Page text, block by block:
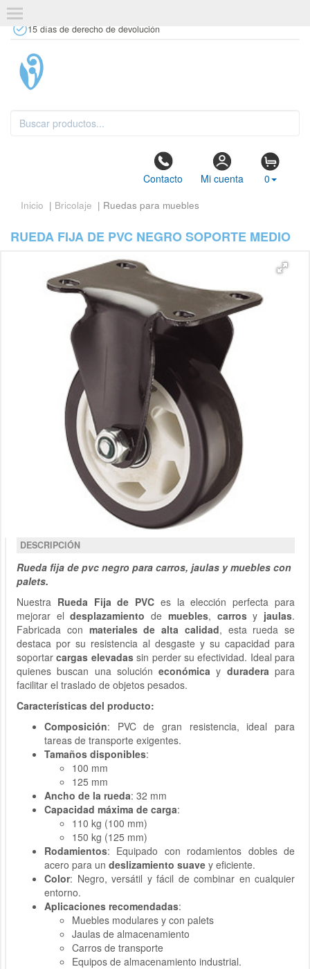
15 días de derecho de devolución
Contacto Mi cuenta 0
Inicio | Bricolaje | Ruedas para muebles
RUEDA FIJA DE PVC NEGRO SOPORTE MEDIO
DESCRIPCIÓN
Rueda fija de pvc negro para carros, jaulas y muebles con
palets.
Nuestra Rueda Fija de PVC es la elección perfecta para
mejorar eldesplazamiento de muebles, carrosy jaulas.
Fabricada con materiales de alta calidad, esta rueda se
destaca por su resistencia al desgaste y su capacidad para
soportarcargas elevadassin perder su efectividad. Ideal para
quienes buscan una solucióneconómica y duradera para
facilitar el traslado de objetos pesados.
Características del producto:
Composición: PVC de gran resistencia, ideal para
tareas de transporte exigentes.
Tamaños disponibles:
100 mm
125 mm
Ancho de la rueda: 32 mm
Capacidad máxima de carga:
110 kg (100 mm)
150 kg (125 mm)
Rodamientos: Equipado con rodamientos dobles de
acero para un deslizamiento suave y eficiente.
Color: Negro, versátil y fácil de combinar en cualquier
entorno.
Aplicaciones recomendadas:
Muebles modulares y con palets
Jaulas de almacenamiento
Carros de transporte
Equipos de almacenamiento industrial.